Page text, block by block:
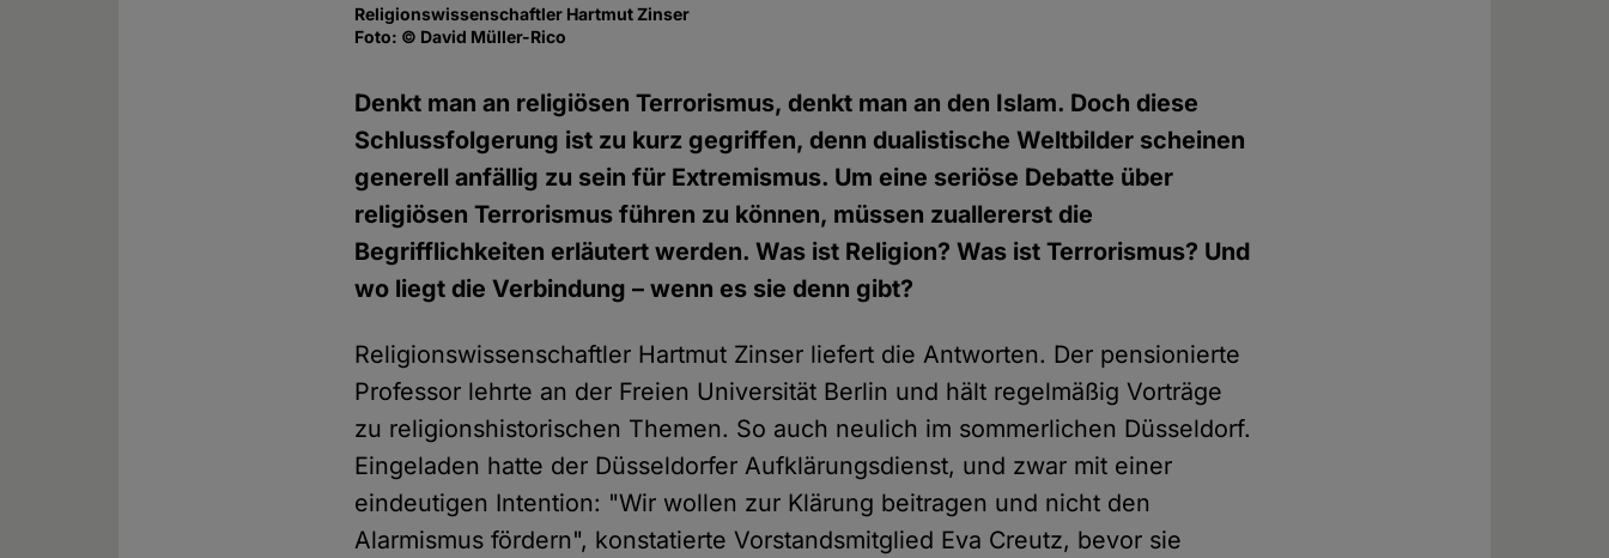
Religionswissenschaftler Hartmut Zinser
Foto: © David Müller-Rico
Denkt man an religiösen Terrorismus, denkt man an den Islam. Doch diese
Schlussfolgerung ist zu kurz gegriffen, denn dualistische Weltbilder scheinen
generell anfällig zu sein für Extremismus. Um eine seriöse Debatte über
religiösen Terrorismus führen zu können, müssen zuallererst die
Begrifflichkeiten erläutert werden. Was ist Religion? Was ist Terrorismus? Und
wo liegt die Verbindung – wenn es sie denn gibt?
Religionswissenschaftler Hartmut Zinser liefert die Antworten. Der pensionierte
Professor lehrte an der Freien Universität Berlin und hält regelmäßig Vorträge
zu religionshistorischen Themen. So auch neulich im sommerlichen Düsseldorf.
Eingeladen hatte der Düsseldorfer Aufklärungsdienst, und zwar mit einer
eindeutigen Intention: "Wir wollen zur Klärung beitragen und nicht den
Alarmismus fördern", konstatierte Vorstandsmitglied Eva Creutz, bevor sie